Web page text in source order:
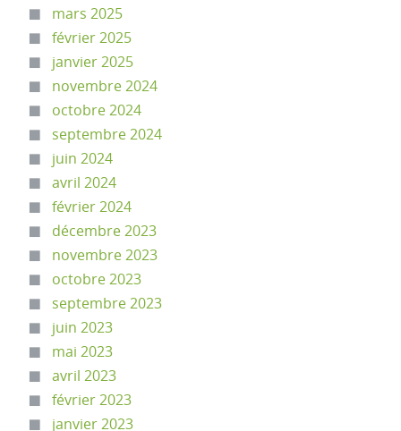
mars 2025
février 2025
janvier 2025
novembre 2024
octobre 2024
septembre 2024
juin 2024
avril 2024
février 2024
décembre 2023
novembre 2023
octobre 2023
septembre 2023
juin 2023
mai 2023
avril 2023
février 2023
janvier 2023